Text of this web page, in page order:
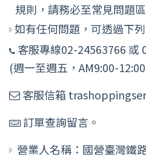
規則，請務必至常見問題
如有任何問題，可透過下
客服專線02-24563766 或
(週一至週五，AM9:00-
客服信箱
訂單查詢留言。
營業人名稱：國營臺灣鐵